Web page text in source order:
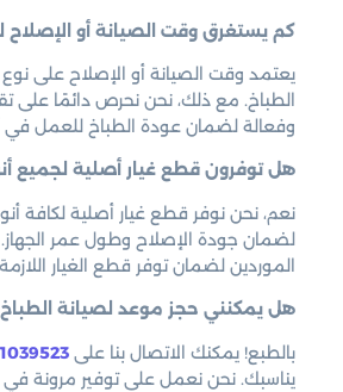
كم يستغرق وقت الصيانة أو الإصلاح
يعتمد وقت الصيانة أو الإصلاح على
الطباخ. مع ذلك، نحن نحرص دائمًا على
وفعالة لضمان عودة الطباخ للعمل
هل توفرون قطع غيار أصلية لجميع
نعم، نحن نوفر قطع غيار أصلية لكافة
لضمان جودة الإصلاح وطول عمر
الموردين لضمان توفر قطع الغيار
هل يمكنني حجز موعد لصيانة
بالطبع! يمكنك الاتصال بنا على
يناسبك. نحن نعمل على توفير مرونة في